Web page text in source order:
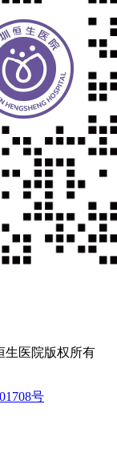
生医院版权所有
号